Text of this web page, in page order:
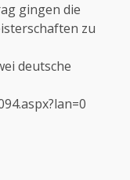
gingen die
zu
deutsche